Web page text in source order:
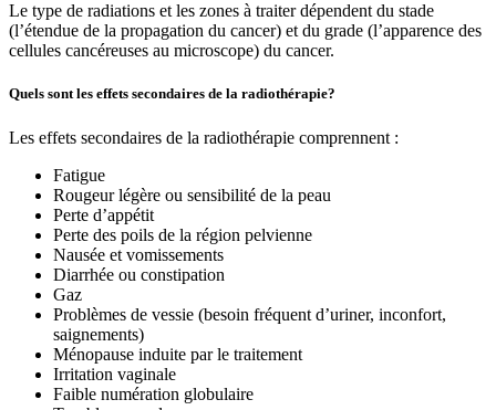
Le type de radiations et les zones à traiter dépendent du stade
(l’étendue de la propagation du cancer) et du grade (l’apparence des
cellules cancéreuses au microscope) du cancer.
Quels sont les effets secondaires de la radiothérapie?
Les effets secondaires de la radiothérapie comprennent :
Fatigue
Rougeur légère ou sensibilité de la peau
Perte d’appétit
Perte des poils de la région pelvienne
Nausée et vomissements
Diarrhée ou constipation
Gaz
Problèmes de vessie (besoin fréquent d’uriner, inconfort,
saignements)
Ménopause induite par le traitement
Irritation vaginale
Faible numération globulaire